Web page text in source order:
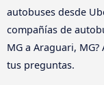
autobuses desde
compañías de
MG a Araguari,
tus preguntas.